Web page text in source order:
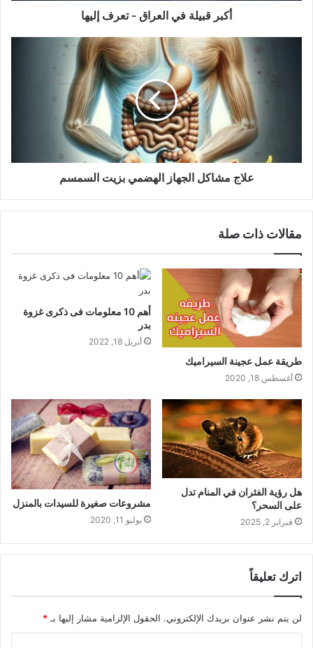
أكبر قبيلة في العراق - تعرف إليها
علاج مشاكل الجهاز الهضمي بزيت السمسم
مقالات ذات صلة
طريقة عمل عجينة السيراميك
أغسطس 18, 2020
أهم 10 معلومات فى ذكرى غزوة
بدر
أبريل 18, 2022
هل رؤية الفئران في المنام تدل
على السحر؟
فبراير 2, 2025
مشروعات صغيرة للسيدات بالمنزل
يوليو 11, 2020
اترك تعليقاً
لن يتم نشر عنوان بريدك الإلكتروني. الحقول الإلزامية مشار إليها بـ *